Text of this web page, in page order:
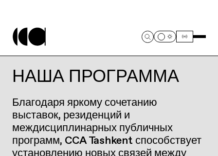
НАША ПРОГРАММА
Благодаря яркому сочетанию
выставок, резиденций и
междисциплинарных публичных
программ, CCA Tashkent способствует
установлению новых связей между